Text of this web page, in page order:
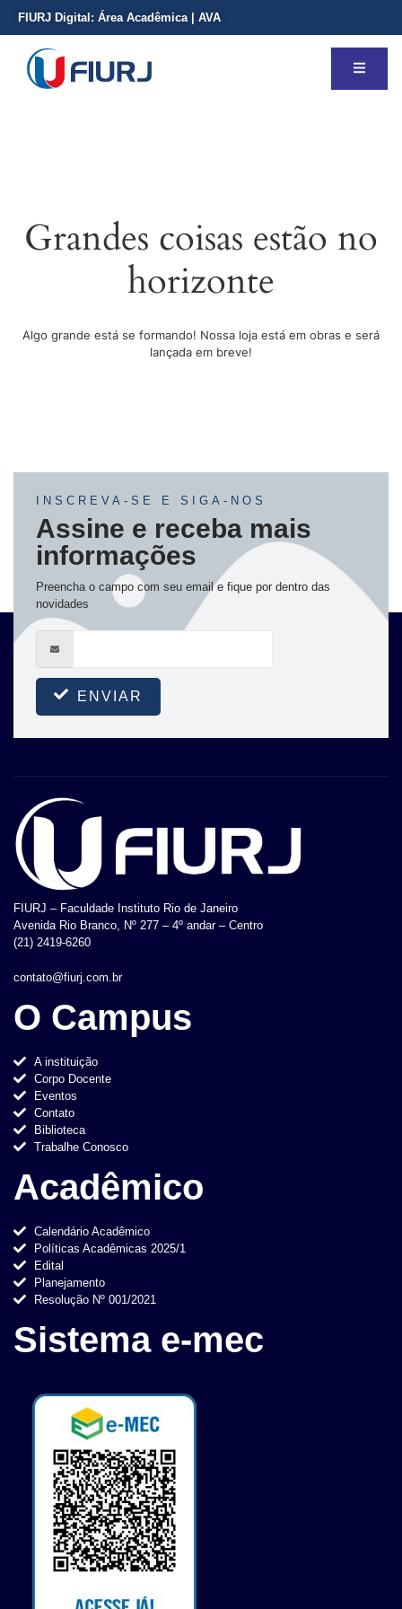
FIURJ Digital: Área Acadêmica AVA
Grandes coisas estão no
horizonte
Algo grande está se formando! Nossa loja está em obras e será
lançada em breve!
INSCREVA-SE E SIGA-NOS
Assine e receba mais
informações
Preencha o campo com seu email e fique por dentro das
novidades
ENVIAR
FIURJ – Faculdade Instituto Rio de Janeiro
Avenida Rio Branco, Nº 277 – 4º andar – Centro
(21) 2419-6260
contato@fiurj.com.br
O Campus
A instituição
Corpo Docente
Eventos
Contato
Biblioteca
Trabalhe Conosco
Acadêmico
Calendário Acadêmico
Políticas Acadêmicas 2025/1
Edital
Planejamento
Resolução Nº 001/2021
Sistema e-mec